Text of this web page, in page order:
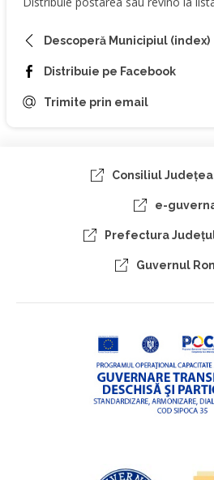
Descoperă Municipiul (index)
Distribuie pe Facebook
Trimite prin email
Consiliul
e-
Prefectura
Guvernul